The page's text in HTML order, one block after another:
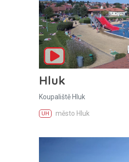
Hluk
Koupaliště Hluk
UH město Hluk